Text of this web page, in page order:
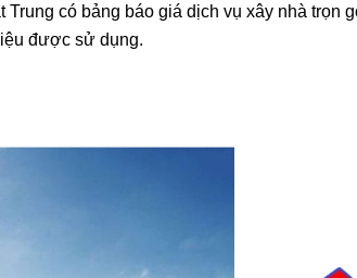
có bảng báo giá dịch vụ xây nhà trọn
được sử dụng.